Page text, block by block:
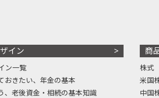
イン
ン一覧
おきたい、年金の基本
、老後資金・相続の基本知識
商
株式
米国
中国